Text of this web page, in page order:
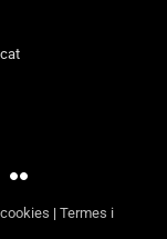
| Termes i